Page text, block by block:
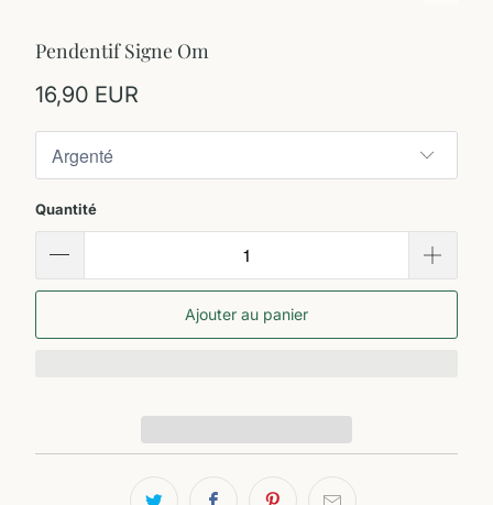
Pendentif Signe Om
16,90 EUR
Quantité
Ajouter au panier